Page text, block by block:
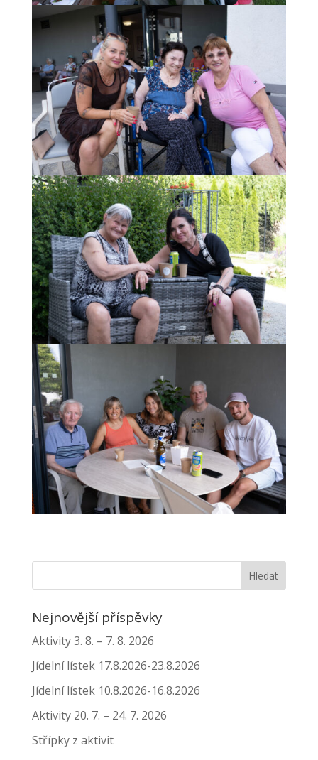
Nejnovější příspěvky
Aktivity 3. 8. – 7. 8. 2026
Jídelní lístek 17.8.2026-23.8.2026
Jídelní lístek 10.8.2026-16.8.2026
Aktivity 20. 7. – 24. 7. 2026
Střípky z aktivit